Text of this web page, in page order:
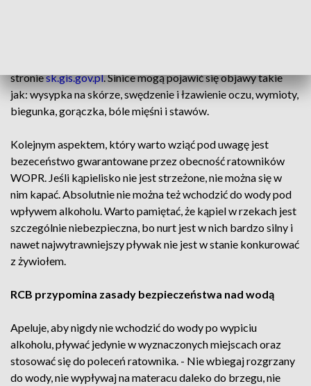
stroniesk.gis.gov.pl. Sinice mogą pojawić się objawy takie
jak: wysypka na skórze, swędzenie i łzawienie oczu, wymioty,
biegunka, gorączka, bóle mięśni i stawów.
Kolejnym aspektem, który warto wziąć pod uwagę jest
bezeceństwo gwarantowane przez obecność ratowników
WOPR. Jeśli kąpielisko nie jest strzeżone, nie można się w
nim kapać. Absolutnie nie można też wchodzić do wody pod
wpływem alkoholu. Warto pamiętać, że kąpiel w rzekach jest
szczególnie niebezpieczna, bo nurt jest w nich bardzo silny i
nawet najwytrawniejszy pływak nie jest w stanie konkurować
z żywiołem.
RCB przypomina zasady bezpieczeństwa nad wodą
Apeluje, aby nigdy nie wchodzić do wody po wypiciu
alkoholu, pływać jedynie w wyznaczonych miejscach oraz
stosować się do poleceń ratownika. - Nie wbiegaj rozgrzany
do wody, nie wypływaj na materacu daleko do brzegu, nie